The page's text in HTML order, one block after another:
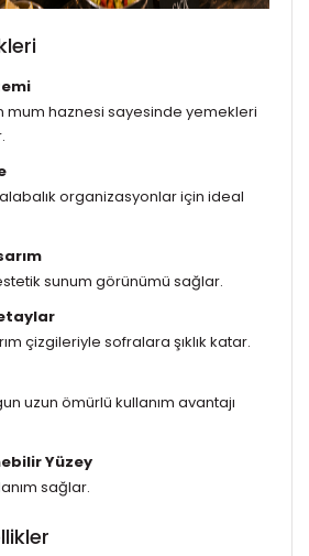
mum haznesi sayesinde yemekleri
organizasyonlar için ideal
sunum görünümü sağlar.
çizgileriyle sofralara şıklık katar.
uzun ömürlü kullanım avantajı
Yüzey
sağlar.